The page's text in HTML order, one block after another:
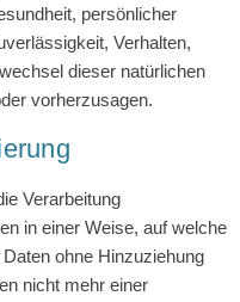
persönlicher
Verhalten,
dieser natürlichen
vorherzusagen.
Verarbeitung
in einer Weise, auf welche
ohne Hinzuziehung
nicht mehr einer